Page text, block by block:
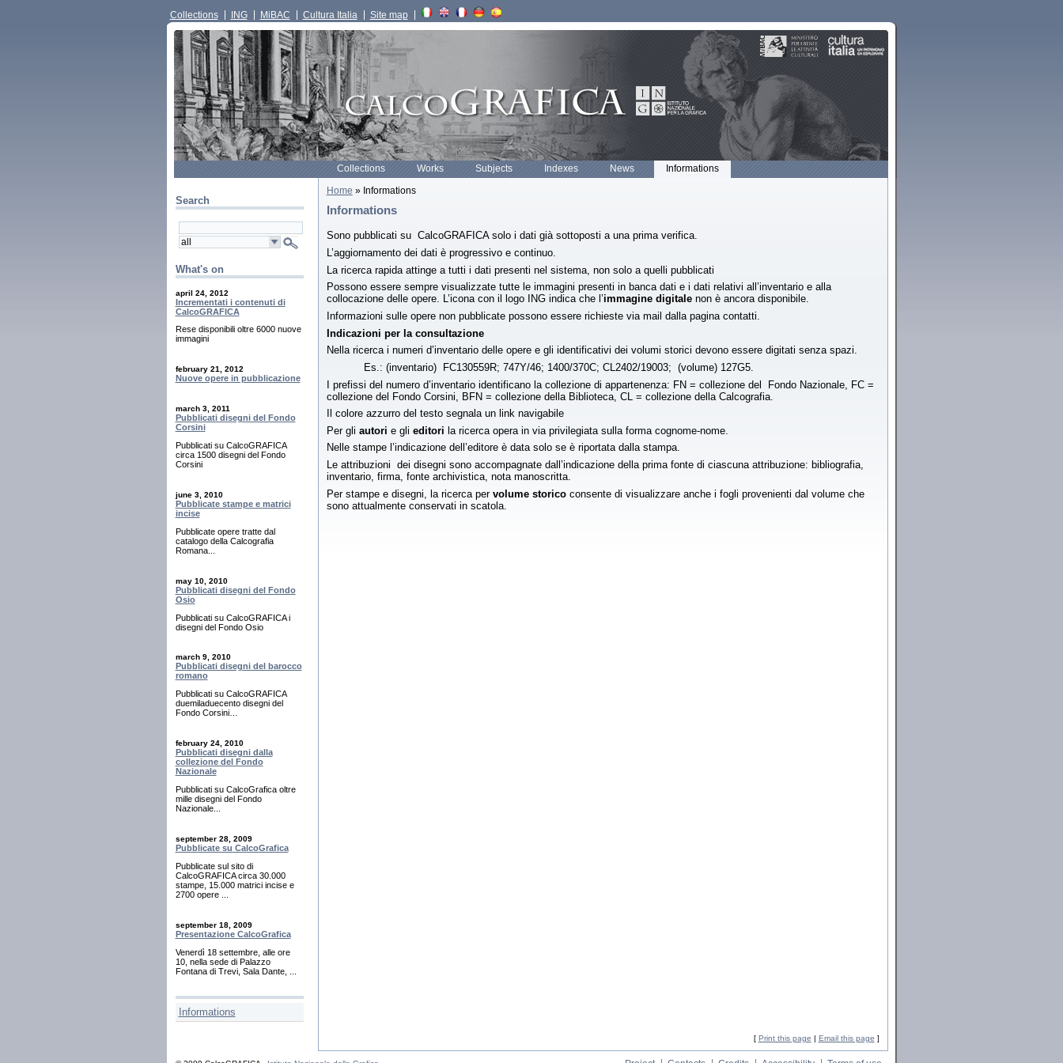
Collections ING MiBAC Cultura Italia Site map
Collections Works Subjects Indexes News Informations
Search
What's on
april 24, 2012
Incrementati i contenuti di
CalcoGRAFICA
Rese disponibili oltre 6000 nuove
immagini
february 21, 2012
Nuove opere in pubblicazione
march 3, 2011
Pubblicati disegni del Fondo
Corsini
Pubblicati su CalcoGRAFICA
circa 1500 disegni del Fondo
Corsini
june 3, 2010
Pubblicate stampe e matrici
incise
Pubblicate opere tratte dal
catalogo della Calcografia
Romana...
may 10, 2010
Pubblicati disegni del Fondo
Osio
Pubblicati su CalcoGRAFICA i
disegni del Fondo Osio
march 9, 2010
Pubblicati disegni del barocco
romano
Pubblicati su CalcoGRAFICA
duemiladuecento disegni del
Fondo Corsini…
february 24, 2010
Pubblicati disegni dalla
collezione del Fondo
Nazionale
Pubblicati su CalcoGrafica oltre
mille disegni del Fondo
Nazionale...
september 28, 2009
Pubblicate su CalcoGrafica
Pubblicate sul sito di
CalcoGRAFICA circa 30.000
stampe, 15.000 matrici incise e
2700 opere ...
september 18, 2009
Presentazione CalcoGrafica
Venerdì 18 settembre, alle ore
10, nella sede di Palazzo
Fontana di Trevi, Sala Dante, ...
Informations
Home » Informations
Informations
Sono pubblicati su CalcoGRAFICA solo i dati già sottoposti a una prima verifica.
L’aggiornamento dei dati è progressivo e continuo.
La ricerca rapida attinge a tutti i dati presenti nel sistema, non solo a quelli pubblicati
Possono essere sempre visualizzate tutte le immagini presenti in banca dati e i dati relativi all’inventario e alla
collocazione delle opere. L’icona con il logo ING indica che l’immagine digitale non è ancora disponibile.
Informazioni sulle opere non pubblicate possono essere richieste via mail dalla pagina contatti.
Indicazioni per la consultazione
Nella ricerca i numeri d’inventario delle opere e gli identificativi dei volumi storici devono essere digitati senza spazi.
Es.: (inventario) FC130559R; 747Y/46; 1400/370C; CL2402/19003; (volume) 127G5.
I prefissi del numero d’inventario identificano la collezione di appartenenza: FN = collezione del Fondo Nazionale, FC =
collezione del Fondo Corsini, BFN = collezione della Biblioteca, CL = collezione della Calcografia.
Il colore azzurro del testo segnala un link navigabile
Per gli autori e gli editori la ricerca opera in via privilegiata sulla forma cognome-nome.
Nelle stampe l’indicazione dell’editore è data solo se è riportata dalla stampa.
Le attribuzioni dei disegni sono accompagnate dall’indicazione della prima fonte di ciascuna attribuzione: bibliografia,
inventario, firma, fonte archivistica, nota manoscritta.
Per stampe e disegni, la ricerca per volume storicoconsente di visualizzare anche i fogli provenienti dal volume che
sono attualmente conservati in scatola.
[ Print this page Email this page ]